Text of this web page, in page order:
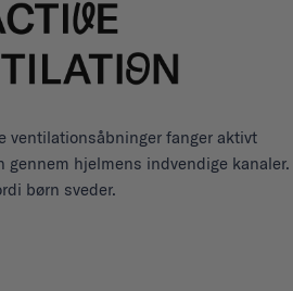
ventilationsåbninger fanger aktivt
gennem hjelmens indvendige kanaler.
børn sveder.